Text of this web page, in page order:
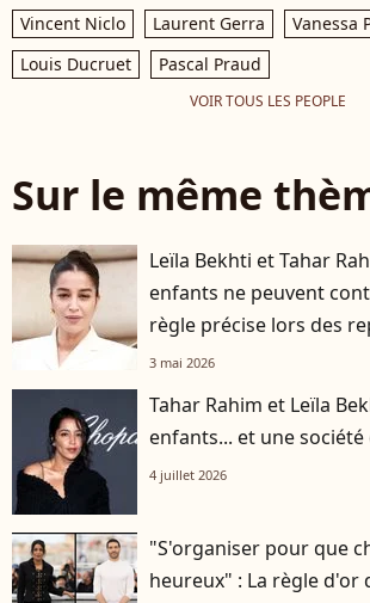
Vincent Niclo
Laurent Gerra
Vanessa
Louis Ducruet
Pascal Praud
VOIR TOUS LES PEOPLE
Sur le même
Leïla Bekhti et Tahar
enfants ne peuvent
règle précise lors des
3 mai 2026
Tahar Rahim et Leïla
enfants... et une
4 juillet 2026
"S'organiser pour que
heureux" : La règle d'or